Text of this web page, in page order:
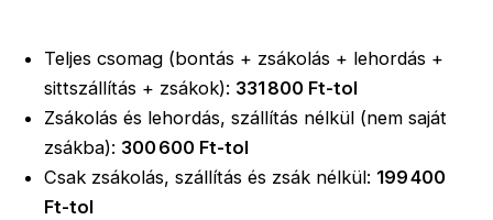
Teljes csomag (bontás + zsákolás + lehordás +
sittszállítás + zsákok): 331 800 Ft-tol
Zsákolás és lehordás, szállítás nélkül (nem saját
zsákba): 300 600 Ft-tol
Csak zsákolás, szállítás és zsák nélkül: 199 400
Ft-tol